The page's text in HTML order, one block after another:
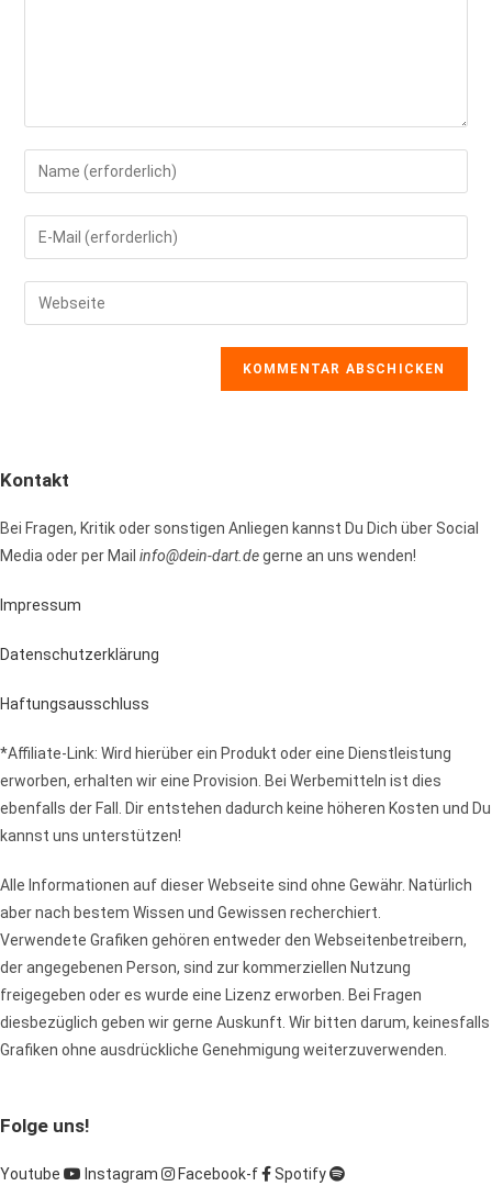
Gib
deinen
Namen
oder
zum
Kommentieren
Gib
deine
E-
Mail-
Gib
deine
Kontakt
Bei Fragen, Kritik oder sonstigen Anliegen kannst Du Dich über Social
Media oder per Mail info@dein-dart.degerne an uns wenden!
Impressum
Datenschutzerklärung
Haftungsausschluss
*Affiliate-Link: Wird hierüber ein Produkt oder eine Dienstleistung
erworben, erhalten wir eine Provision. Bei Werbemitteln ist dies
ebenfalls der Fall. Dir entstehen dadurch keine höheren Kosten und Du
kannst uns unterstützen!
Alle Informationen auf dieser Webseite sind ohne Gewähr. Natürlich
aber nach bestem Wissen und Gewissen recherchiert.
Verwendete Grafiken gehören entweder den Webseitenbetreibern,
der angegebenen Person, sind zur kommerziellen Nutzung
freigegeben oder es wurde eine Lizenz erworben. Bei Fragen
diesbezüglich geben wir gerne Auskunft. Wir bitten darum, keinesfalls
Grafiken ohne ausdrückliche Genehmigung weiterzuverwenden.
Folge uns!
Youtube Instagram Facebook-f Spotify